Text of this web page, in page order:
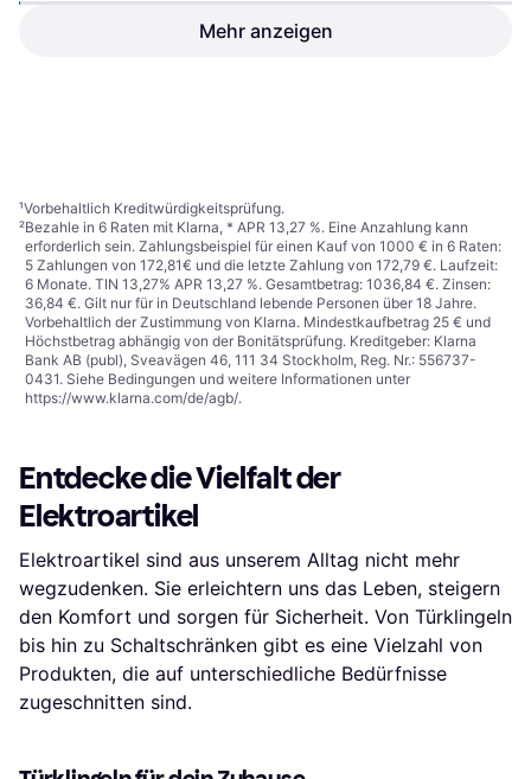
Mehr anzeigen
¹Vorbehaltlich Kreditwürdigkeitsprüfung.
²Bezahle in 6 Raten mit Klarna, * APR 13,27 %. Eine Anzahlung kann
erforderlich sein. Zahlungsbeispiel für einen Kauf von 1000 € in 6 Raten:
5 Zahlungen von 172,81€ und die letzte Zahlung von 172,79 €. Laufzeit:
6 Monate. TIN 13,27% APR 13,27 %. Gesamtbetrag: 1036,84 €. Zinsen:
36,84 €. Gilt nur für in Deutschland lebende Personen über 18 Jahre.
Vorbehaltlich der Zustimmung von Klarna. Mindestkaufbetrag 25 € und
Höchstbetrag abhängig von der Bonitätsprüfung. Kreditgeber: Klarna
Bank AB (publ), Sveavägen 46, 111 34 Stockholm, Reg. Nr.: 556737-
0431. Siehe Bedingungen und weitere Informationen unter
https://www.klarna.com/de/agb/.
Entdecke die Vielfalt der
Elektroartikel
Elektroartikel sind aus unserem Alltag nicht mehr
wegzudenken. Sie erleichtern uns das Leben, steigern
den Komfort und sorgen für Sicherheit. Von Türklingeln
bis hin zu Schaltschränken gibt es eine Vielzahl von
Produkten, die auf unterschiedliche Bedürfnisse
zugeschnitten sind.